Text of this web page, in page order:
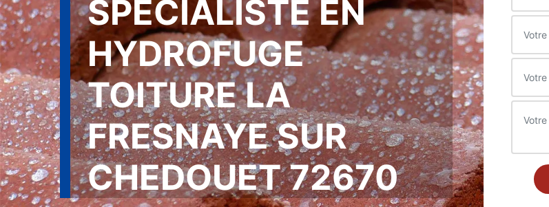
SPÉCIALISTE EN
HYDROFUGE
TOITURE LA
FRESNAYE SUR
CHEDOUET 72670